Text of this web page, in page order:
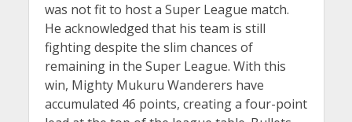
was not fit to host a Super League match.
He acknowledged that his team is still
fighting despite the slim chances of
remaining in the Super League. With this
win, Mighty Mukuru Wanderers have
accumulated 46 points, creating a four-point